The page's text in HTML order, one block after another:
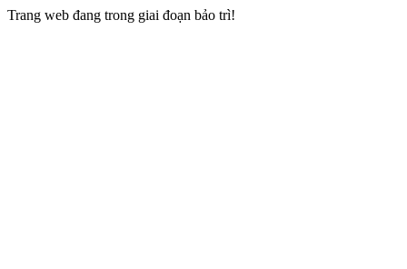
Trang web đang trong giai đoạn bảo trì!